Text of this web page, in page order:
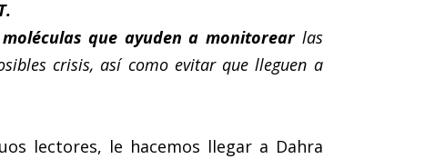
que ayuden a monitorear las
crisis, así como evitar que lleguen a
lectores, le hacemos llegar a Dahra